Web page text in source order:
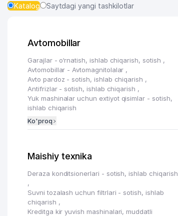
Katalog Saytdagi yangi tashkilotlar
Avtomobillar
Garajlar - o‘rnatish, ishlab chiqarish, sotish ,
Avtomobillar - Avtomagnitolalar ,
Avto pardoz - sotish, ishlab chiqarish ,
Antifrizlar - sotish, ishlab chiqarish ,
Yuk mashinalar uchun extiyot qisimlar - sotish,
ishlab chiqarish
Ko'proq
Maishiy texnika
Deraza konditsionerlari - sotish, ishlab chiqarish
,
Suvni tozalash uchun filtrlari - sotish, ishlab
chiqarish ,
Kreditga kir yuvish mashinalari, muddatli